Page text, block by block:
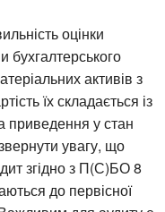
оцінки
бухгалтерського
активів з
їх складається із
приведення у стан
увагу, що
згідно з П(С)БО 8
до первісної